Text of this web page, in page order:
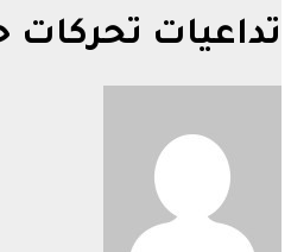
تداعيات تحركات